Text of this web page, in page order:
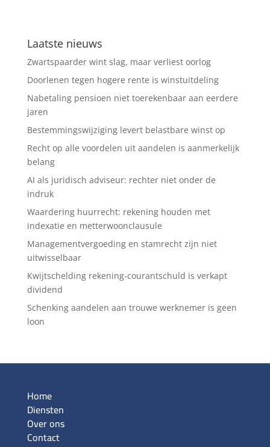
Laatste nieuws
Zwartspaarder wint slag, maar verliest oorlog
Doorlenen tegen hogere rente is winstuitdeling
Nabetaling pensioen niet toerekenbaar aan eerdere
jaren
Bestemmingswijziging levert belastbare winst op
Recht op alle voordelen uit aandelen is aanmerkelijk
belang
AI als juridisch adviseur: rechter niet onder de
indruk
Waardering huurrecht: rekening houden met
indexatie en metterwoonclausule
Managementvergoeding en stamrecht zijn niet
uitwisselbaar
Kwijtschelding rekening-courantschuld is verkapt
dividend
Schenking aandelen aan trouwe werknemer is geen
loon
Home
Diensten
Over ons
Contact